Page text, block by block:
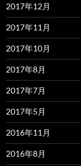
2017年12月
2017年11月
2017年10月
2017年8月
2017年7月
2017年5月
2016年11月
2016年8月